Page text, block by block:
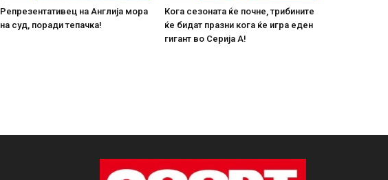
Репрезентативец на Англија мора
на суд, поради тепачка!
Кога сезоната ќе почне, трибините
ќе бидат празни кога ќе игра еден
гигант во Серија А!